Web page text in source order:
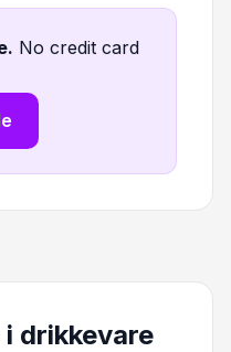
. No credit card
i drikkevare